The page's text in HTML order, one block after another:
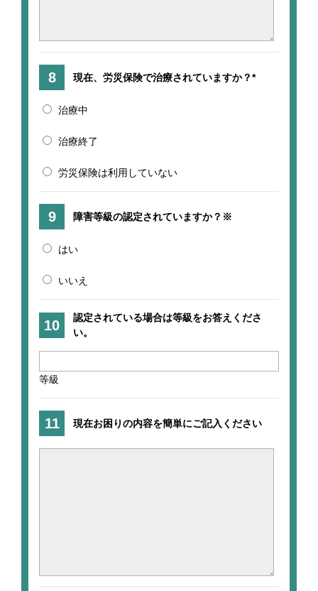
現在、労災保険で治療されていますか？*
治療中
治療終了
労災保険は利用していない
障害等級の認定されていますか？※
はい
いいえ
認定されている場合は等級をお答えくださ
い。
等級
現在お困りの内容を簡単にご記入ください